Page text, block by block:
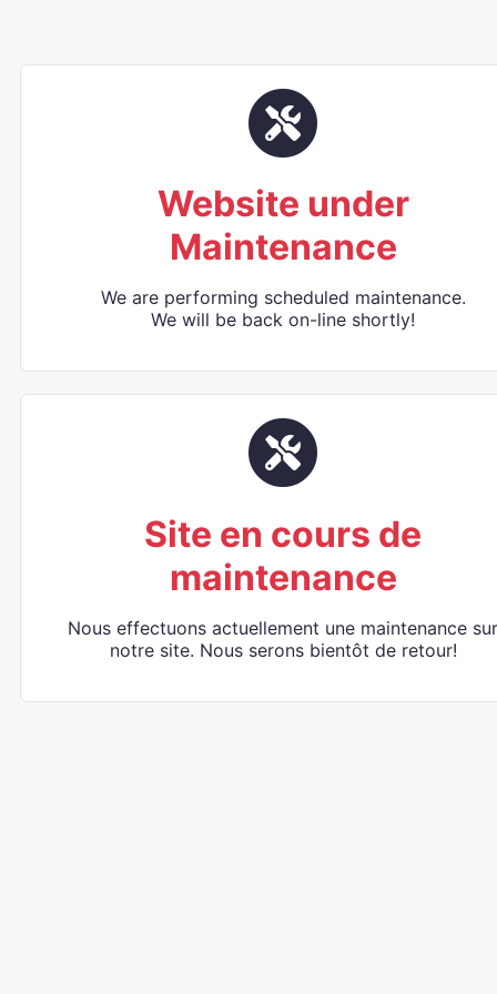
Website under
Maintenance
We are performing scheduled maintenance.
We will be back on-line shortly!
Site en cours de
maintenance
Nous effectuons actuellement une maintenance sur
notre site. Nous serons bientôt de retour!